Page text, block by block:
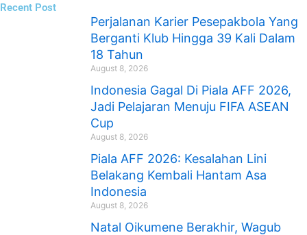
Recent Post
Perjalanan Karier Pesepakbola Yang
Berganti Klub Hingga 39 Kali Dalam
18 Tahun
August 8, 2026
Indonesia Gagal Di Piala AFF 2026,
Jadi Pelajaran Menuju FIFA ASEAN
Cup
August 8, 2026
Piala AFF 2026: Kesalahan Lini
Belakang Kembali Hantam Asa
Indonesia
August 8, 2026
Natal Oikumene Berakhir, Wagub